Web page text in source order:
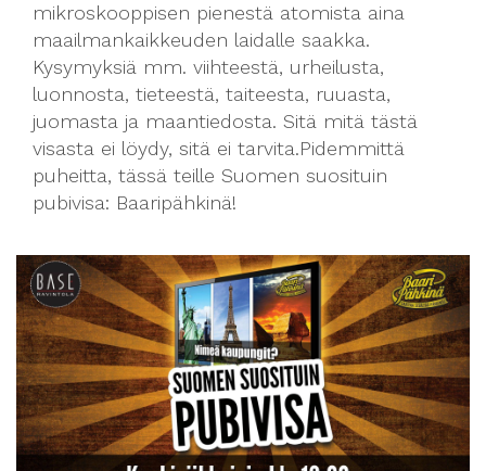
mikroskooppisen pienestä atomista aina
maailmankaikkeuden laidalle saakka.
Kysymyksiä mm. viihteestä, urheilusta,
luonnosta, tieteestä, taiteesta, ruuasta,
juomasta ja maantiedosta. Sitä mitä tästä
visasta ei löydy, sitä ei tarvita.Pidemmittä
puheitta, tässä teille Suomen suosituin
pubivisa: Baaripähkinä!